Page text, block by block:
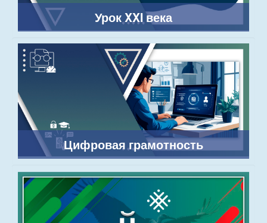
Урок XXI века
Цифровая грамотность